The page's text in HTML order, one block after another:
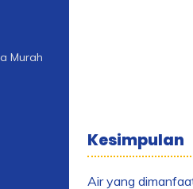
Kesimpulan
Air yang
Murah